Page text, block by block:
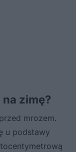
zimę?
mrozem.
u podstawy